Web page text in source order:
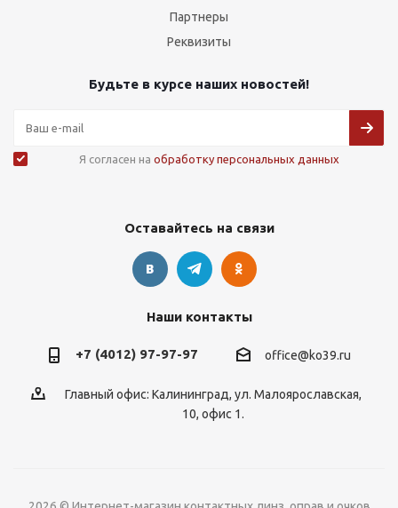
Партнеры
Реквизиты
Будьте в курсе наших новостей!
Я согласен на обработку персональных данных
Оставайтесь на связи
Наши контакты
+7 (4012) 97-97-97 office@ko39.ru
Главный офис: Калининград, ул. Малоярославская,
10, офис 1.